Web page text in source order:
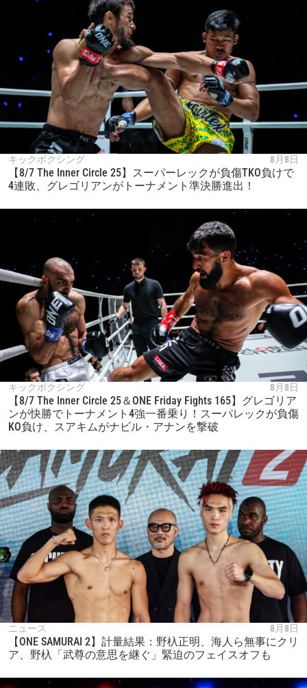
キックボクシング 8月8日
【8/7 The Inner Circle 25】スーパーレックが負傷TKO負けで
4連敗、グレゴリアンがトーナメント準決勝進出！
キックボクシング 8月8日
【8/7 The Inner Circle 25＆ONE Friday Fights 165】グレゴリア
ンが快勝でトーナメント4強一番乗り！スーパレックが負傷
KO負け、スアキムがナビル・アナンを撃破
ニュース 8月8日
【ONE SAMURAI 2】計量結果：野杁正明、海人ら無事にクリ
ア、野杁「武尊の意思を継ぐ」緊迫のフェイスオフも
社の
プライバシーポリシー
使用および開示に同意したことになります。お客
様は、いつでも配信を停止することができます。